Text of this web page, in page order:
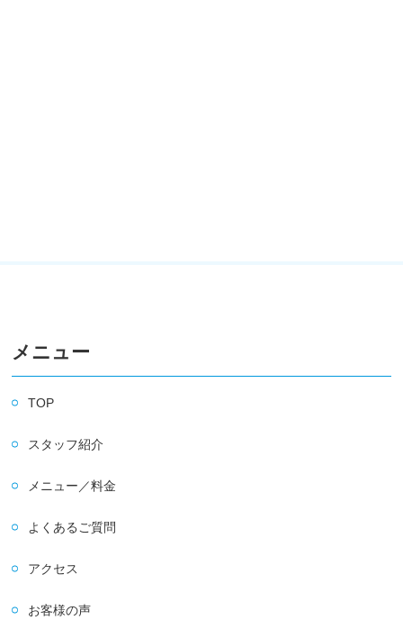
メニュー
TOP
スタッフ紹介
メニュー／料金
よくあるご質問
アクセス
お客様の声